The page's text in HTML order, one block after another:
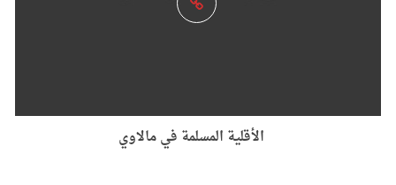
الأقلية المسلمة في مالاوي